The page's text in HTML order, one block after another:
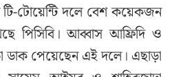
টি-টোয়েন্টি দলে বেশ কয়েকজন
পিসিবি। আব্বাস আফ্রিদি ও
ডাক পেয়েছেন এই দলে। এছাড়া